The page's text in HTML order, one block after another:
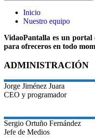
Inicio
Nuestro equipo
VidaoPantalla es un portal
para ofreceros en todo
ADMINISTRACIÓN
Jorge Jiménez Juara
CEO y programador
Sergio Ortuño Fernández
Jefe de Medios